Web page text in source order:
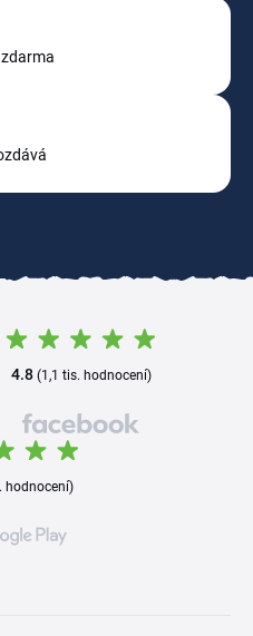
4.8(1,1 tis. hodnocení)
hodnocení)